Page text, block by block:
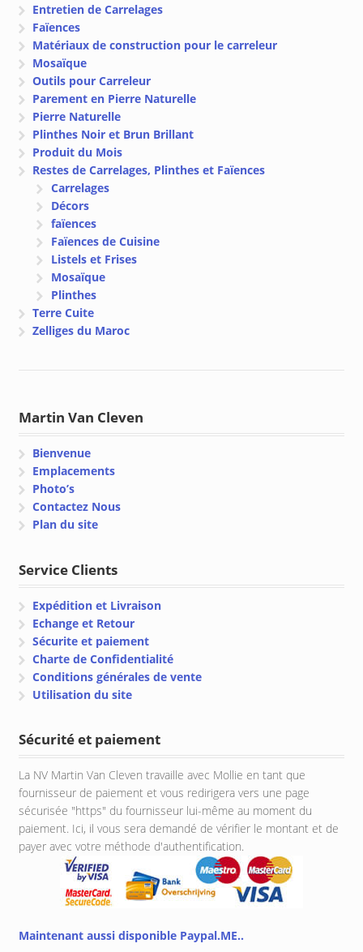
Entretien de Carrelages
Faïences
Matériaux de construction pour le carreleur
Mosaïque
Outils pour Carreleur
Parement en Pierre Naturelle
Pierre Naturelle
Plinthes Noir et Brun Brillant
Produit du Mois
Restes de Carrelages, Plinthes et Faïences
Carrelages
Décors
faïences
Faïences de Cuisine
Listels et Frises
Mosaïque
Plinthes
Terre Cuite
Zelliges du Maroc
Martin Van Cleven
Bienvenue
Emplacements
Photo’s
Contactez Nous
Plan du site
Service Clients
Expédition et Livraison
Echange et Retour
Sécurite et paiement
Charte de Confidentialité
Conditions générales de vente
Utilisation du site
Sécurité et paiement
La NV Martin Van Cleven travaille avec Mollie en tant que
fournisseur de paiement et vous redirigera vers une page
sécurisée "https" du fournisseur lui-même au moment du
paiement. Ici, il vous sera demandé de vérifier le montant et de
payer avec votre méthode d'authentification.
Maintenant aussi disponible Paypal.ME..